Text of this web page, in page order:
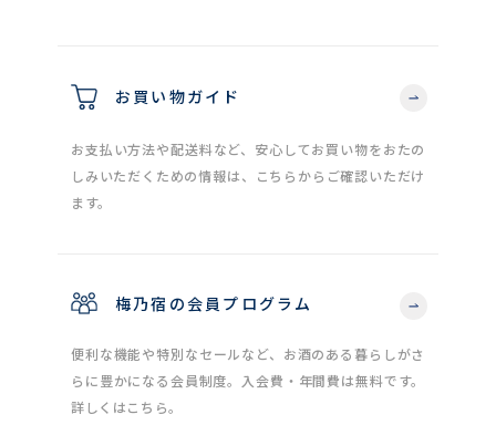
お買い物ガイド
お支払い方法や配送料など、安心してお買い物をおたの
しみいただくための情報は、こちらからご確認いただけ
ます。
梅乃宿の会員プログラム
便利な機能や特別なセールなど、お酒のある暮らしがさ
らに豊かになる会員制度。入会費・年間費は無料です。
詳しくはこちら。